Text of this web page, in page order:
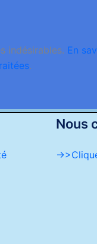
indésirables. En
.
Nous
-